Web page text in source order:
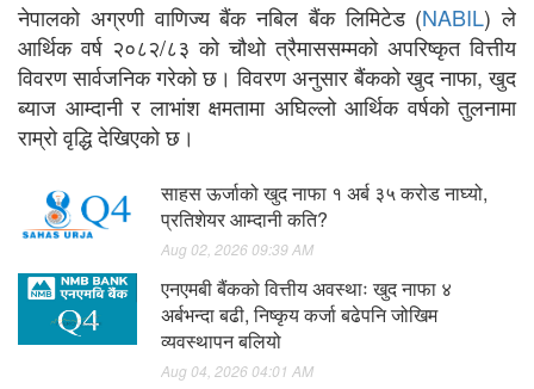
नेपालको अग्रणी वाणिज्य बैंक नबिल बैंक लिमिटेड (NABIL) ले
आर्थिक वर्ष २०८२/८३ को चौथो त्रैमाससम्मको अपरिष्कृत वित्तीय
विवरण सार्वजनिक गरेको छ। विवरण अनुसार बैंकको खुद नाफा, खुद
ब्याज आम्दानी र लाभांश क्षमतामा अघिल्लो आर्थिक वर्षको तुलनामा
राम्रो वृद्धि देखिएको छ।
साहस ऊर्जाको खुद नाफा १ अर्ब ३५ करोड नाघ्यो,
प्रतिशेयर आम्दानी कति?
Aug 02, 2026 09:39 AM
एनएमबी बैंकको वित्तीय अवस्थाः खुद नाफा ४
अर्बभन्दा बढी, निष्कृय कर्जा बढेपनि जोखिम
व्यवस्थापन बलियो
Aug 04, 2026 04:01 AM